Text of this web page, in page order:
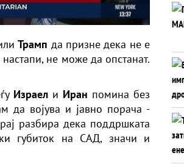
Трамп да призне дека не е
настапи, не може да опстанат.
Израели Иран помина без
да војува и јавно порача -
разбира дека поддршката
губиток на САД, значи и